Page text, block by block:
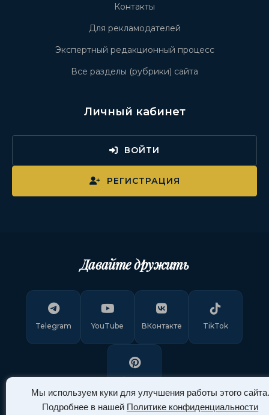
Мы используем куки для улучшения работы этого сайта.
Подробнее в нашей Политике конфиденциальности
Контакты
Для рекламодателей
Экспертный редакционный процесс
Все разделы (рубрики) сайта
Личный кабинет
ВОЙТИ
РЕГИСТРАЦИЯ
Давайте дружить
Telegram YouTube ВКонтакте TikTok
Pinterest